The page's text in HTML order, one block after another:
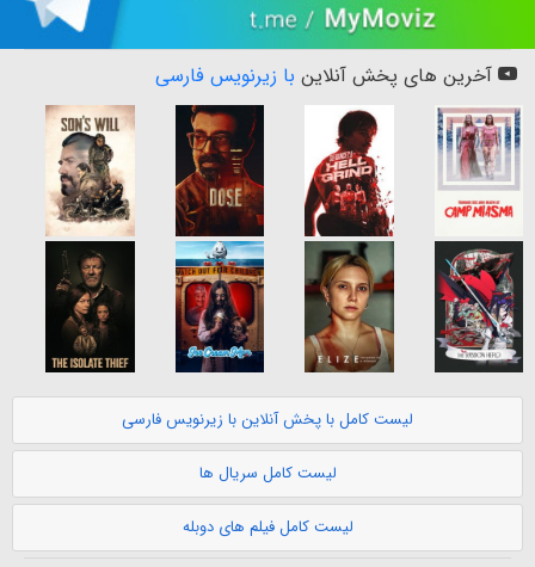
آخرین های پخش آنلاین با زیرنویس فارسی
لیست کامل با پخش آنلاین با زیرنویس فارسی
لیست کامل سریال ها
لیست کامل فیلم های دوبله